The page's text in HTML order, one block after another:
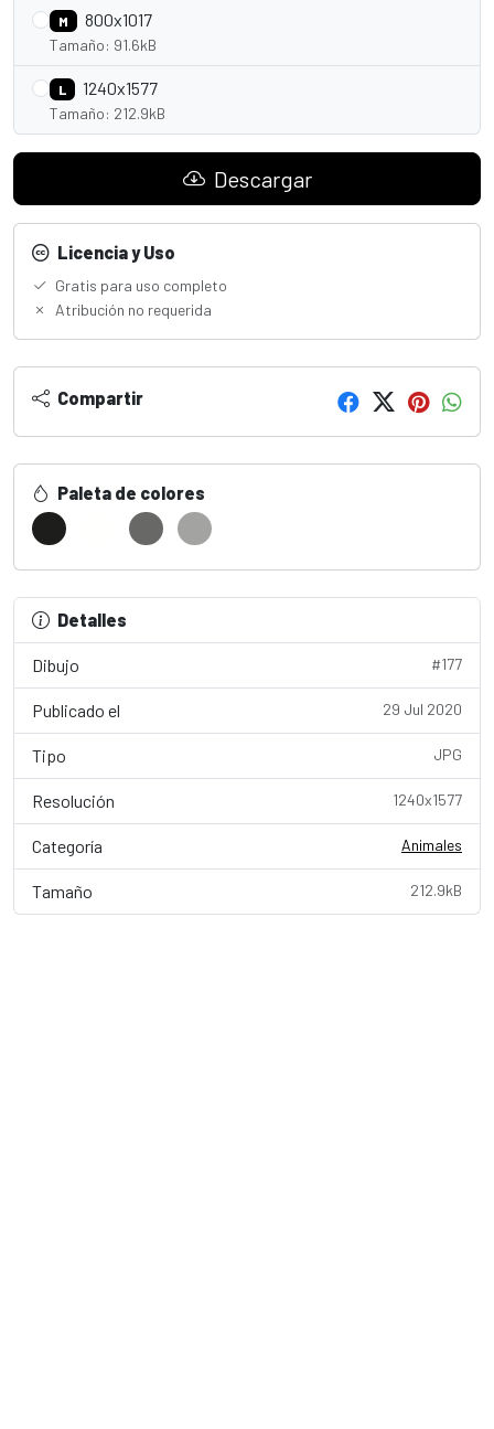
M 800x1017
Tamaño: 91.6kB
L 1240x1577
Tamaño: 212.9kB
Descargar
Licencia y Uso
Gratis para uso completo
Atribución no requerida
Compartir
Paleta de colores
Detalles
Dibujo #177
Publicado el 29 Jul 2020
Tipo JPG
Resolución 1240x1577
Categoría Animales
Tamaño 212.9kB